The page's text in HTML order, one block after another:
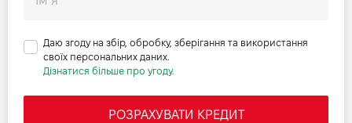
Даю згоду на збір, обробку, зберігання та використання
своїх персональних даних.
Дізнатися більше про угоду.
РОЗРАХУВАТИ КРЕДИТ